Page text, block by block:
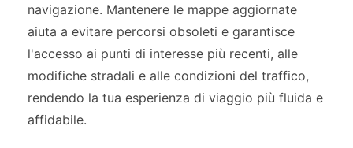
navigazione. Mantenere le mappe aggiornate
aiuta a evitare percorsi obsoleti e garantisce
l'accesso ai punti di interesse più recenti, alle
modifiche stradali e alle condizioni del traffico,
rendendo la tua esperienza di viaggio più fluida e
affidabile.